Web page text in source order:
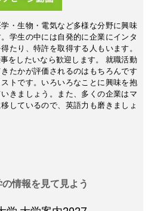
・生物・電気など多様な分野に興味
学生の中には自発的に企業にインタ
たり、特許を取得する人もいます。
をしたいなら歓迎します。 就職活動
たかが評価されるのはもちろんです
トです。いろいろなことに興味を抱
きましょう。また、多くの企業はマ
しているので、英語力も磨きましょ
情報を見て見よう